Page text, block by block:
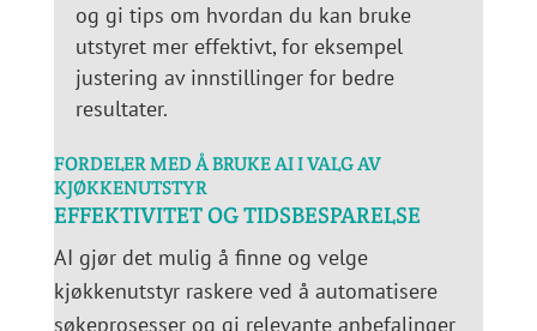
og gi tips om hvordan du kan bruke
utstyret mer effektivt, for eksempel
justering av innstillinger for bedre
resultater.
FORDELER MED Å BRUKE AI I VALG AV
KJØKKENUTSTYR
EFFEKTIVITET OG TIDSBESPARELSE
AI gjør det mulig å finne og velge
kjøkkenutstyr raskere ved å automatisere
søkeprosesser og gi relevante anbefalinger